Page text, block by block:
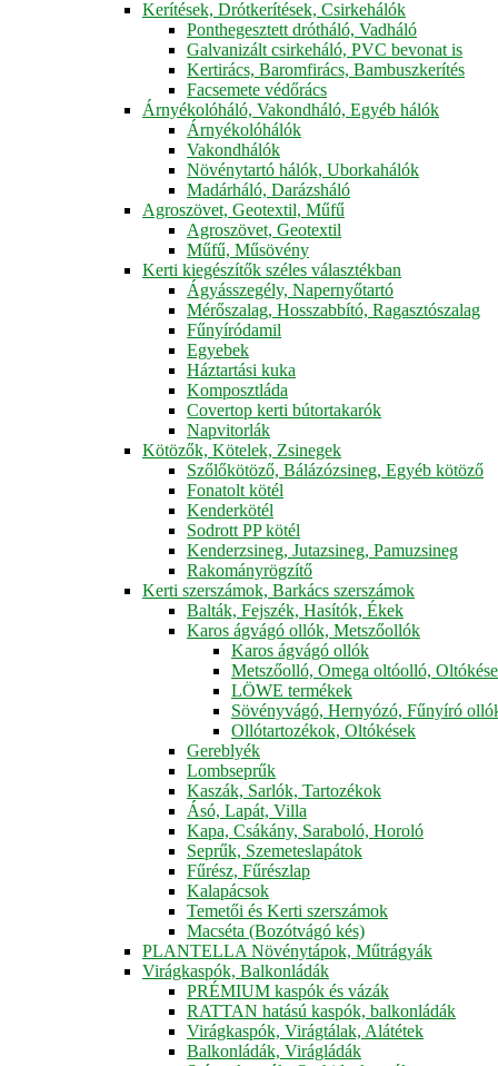
Kerítések, Drótkerítések, Csirkehálók
Ponthegesztett drótháló, Vadháló
Galvanizált csirkeháló, PVC bevonat is
Kertirács, Baromfirács, Bambuszkerítés
Facsemete védőrács
Árnyékolóháló, Vakondháló, Egyéb hálók
Árnyékolóhálók
Vakondhálók
Növénytartó hálók, Uborkahálók
Madárháló, Darázsháló
Agroszövet, Geotextil, Műfű
Agroszövet, Geotextil
Műfű, Műsövény
Kerti kiegészítők széles választékban
Ágyásszegély, Napernyőtartó
Mérőszalag, Hosszabbító, Ragasztószalag
Fűnyíródamil
Egyebek
Háztartási kuka
Komposztláda
Covertop kerti bútortakarók
Napvitorlák
Kötözők, Kötelek, Zsinegek
Szőlőkötöző, Bálázózsineg, Egyéb kötöző
Fonatolt kötél
Kenderkötél
Sodrott PP kötél
Kenderzsineg, Jutazsineg, Pamuzsineg
Rakományrögzítő
Kerti szerszámok, Barkács szerszámok
Balták, Fejszék, Hasítók, Ékek
Karos ágvágó ollók, Metszőollók
Karos ágvágó ollók
Metszőolló, Omega oltóolló,
LÖWE termékek
Sövényvágó, Hernyózó, Fűnyíró
Ollótartozékok, Oltókések
Gereblyék
Lombseprűk
Kaszák, Sarlók, Tartozékok
Ásó, Lapát, Villa
Kapa, Csákány, Saraboló, Horoló
Seprűk, Szemeteslapátok
Fűrész, Fűrészlap
Kalapácsok
Temetői és Kerti szerszámok
Macséta (Bozótvágó kés)
PLANTELLA Növénytápok, Műtrágyák
Virágkaspók, Balkonládák
PRÉMIUM kaspók és vázák
RATTAN hatású kaspók, balkonládák
Virágkaspók, Virágtálak, Alátétek
Balkonládák, Virágládák